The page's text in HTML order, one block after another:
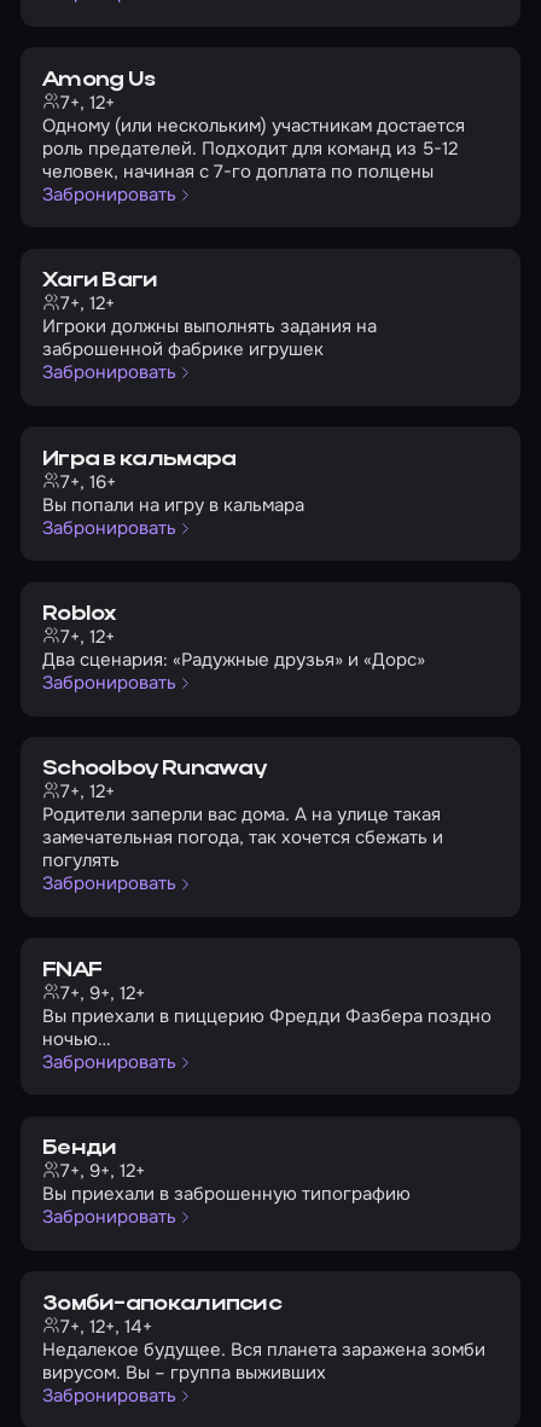
Among Us
7+, 12+
Одному (или нескольким) участникам достается
роль предателей. Подходит для команд из 5-12
человек, начиная с 7-го доплата по полцены
Забронировать
Хаги Ваги
7+, 12+
Игроки должны выполнять задания на
заброшенной фабрике игрушек
Забронировать
Игра в кальмара
7+, 16+
Вы попали на игру в кальмара
Забронировать
Roblox
7+, 12+
Два сценария: «Радужные друзья» и «Дорс»
Забронировать
Schoolboy Runaway
7+, 12+
Родители заперли вас дома. А на улице такая
замечательная погода, так хочется сбежать и
погулять
Забронировать
FNAF
7+, 9+, 12+
Вы приехали в пиццерию Фредди Фазбера поздно
ночью…
Забронировать
Бенди
7+, 9+, 12+
Вы приехали в заброшенную типографию
Забронировать
Зомби-апокалипсис
7+, 12+, 14+
Недалекое будущее. Вся планета заражена зомби
вирусом. Вы – группа выживших
Забронировать